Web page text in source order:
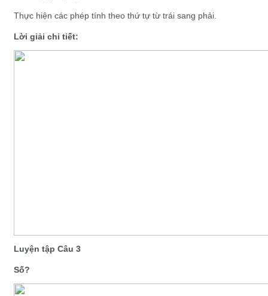
Thực hiện các phép tính theo thứ tự từ trái sang phải.
Lời giải chi tiết:
Luyện tập Câu 3
Số?